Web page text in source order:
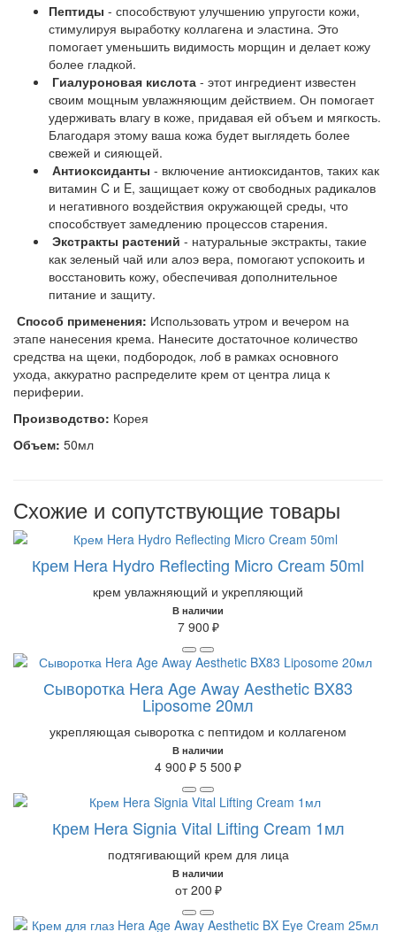
Пептиды - способствуют улучшению упругости кожи,
стимулируя выработку коллагена и эластина. Это
помогает уменьшить видимость морщин и делает кожу
более гладкой.
Гиалуроновая кислота - этот ингредиент известен
своим мощным увлажняющим действием. Он помогает
удерживать влагу в коже, придавая ей объем и мягкость.
Благодаря этому ваша кожа будет выглядеть более
свежей и сияющей.
Антиоксиданты - включение антиоксидантов, таких как
витамин C и E, защищает кожу от свободных радикалов
и негативного воздействия окружающей среды, что
способствует замедлению процессов старения.
Экстракты растений - натуральные экстракты, такие
как зеленый чай или алоэ вера, помогают успокоить и
восстановить кожу, обеспечивая дополнительное
питание и защиту.
Способ применения: Использовать утром и вечером на
этапе нанесения крема. Нанесите достаточное количество
средства на щеки, подбородок, лоб в рамках основного
ухода, аккуратно распределите крем от центра лица к
периферии.
Производство: Корея
Объем: 50мл
Схожие и сопутствующие товары
Крем Hera Hydro Reflecting Micro Cream 50ml
крем увлажняющий и укрепляющий
В наличии
7 900 ₽
Сыворотка Hera Age Away Aesthetic BX83
Liposome 20мл
укрепляющая сыворотка с пептидом и коллагеном
В наличии
4 900 ₽ 5 500 ₽
Крем Hera Signia Vital Lifting Cream 1мл
подтягивающий крем для лица
В наличии
от 200 ₽